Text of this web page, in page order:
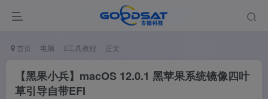
首页 电脑 工具教程 正文
【黑果小兵】macOS 12.0.1 黑苹果系统镜像四叶
草引导自带EFI